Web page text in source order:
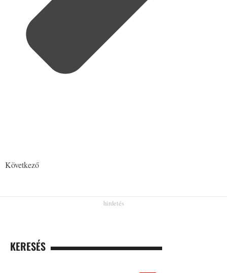
Következő
KERESÉS